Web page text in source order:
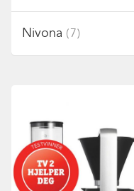
Nivona (7)